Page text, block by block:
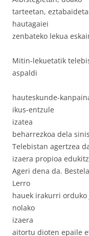
tarteetan,
hautagaiei
zenbateko lekua
Mitin-lekuetatik
aspaldi
hauteskunde-
ikus-entzule
izatea
beharrezkoa dela
Telebistan agertzea
izaera propioa
Ageri dena da.
Lerro
hauek irakurri
nolako
izaera
aitortu dioten epaile